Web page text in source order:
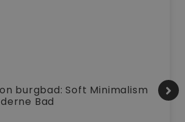
burgbad: Soft Minimalism
Bad